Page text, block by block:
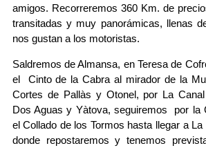
amigos. Recorreremos 360 Km. de
transitadas y muy panorámicas, llenas
nos gustan a los motoristas.
Saldremos de Almansa, en Teresa de
el Cinto de la Cabra al mirador de la
Cortes de Pallàs y Otonel, por La
Dos Aguas y Yàtova, seguiremos por la
el Collado de los Tormos hasta llegar a
donde repostaremos y tenemos